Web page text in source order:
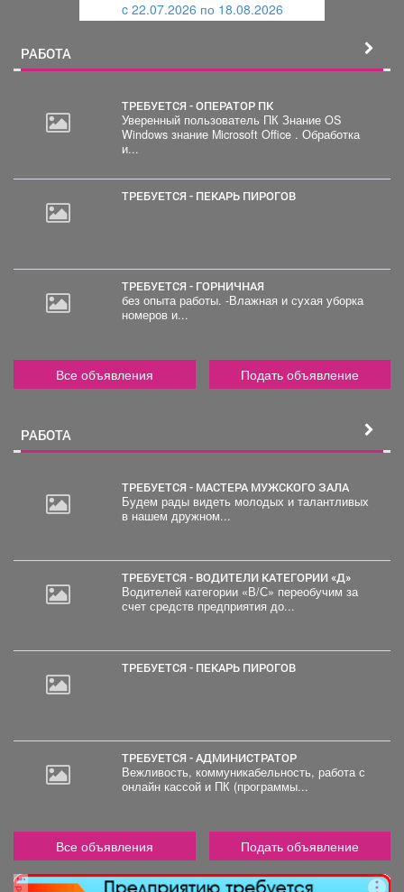
c 22.07.2026 по 18.08.2026
РАБОТА
ТРЕБУЕТСЯ - ОПЕРАТОР ПК
Уверенный пользователь ПК Знание OS
Windows знание Microsoft Office . Обработка
и...
ТРЕБУЕТСЯ - ПЕКАРЬ ПИРОГОВ
ТРЕБУЕТСЯ - ГОРНИЧНАЯ
без опыта работы. -Влажная и сухая уборка
номеров и...
Все объявления Подать объявление
РАБОТА
ТРЕБУЕТСЯ - МАСТЕРА МУЖСКОГО ЗАЛА
Будем рады видеть молодых и талантливых
в нашем дружном...
ТРЕБУЕТСЯ - ВОДИТЕЛИ КАТЕГОРИИ «Д»
Водителей категории «В/С» переобучим за
счет средств предприятия до...
ТРЕБУЕТСЯ - ПЕКАРЬ ПИРОГОВ
ТРЕБУЕТСЯ - АДМИНИСТРАТОР
Вежливость, коммуникабельность, работа с
онлайн кассой и ПК (программы...
Все объявления Подать объявление